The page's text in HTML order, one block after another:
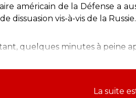
américain de la Défense a
dissuasion vis-à-vis de la Russie.
quelques minutes à peine
La suite